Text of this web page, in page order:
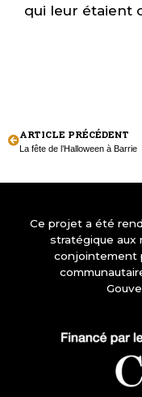
qui leur étaient
ARTICLE PRÉCÉDENT
La fête de l’Halloween à Barrie
Ce projet a été
stratégique aux
conjointement